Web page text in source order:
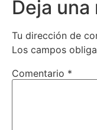
Deja
Tu dirección de
Los campos
Comentario *